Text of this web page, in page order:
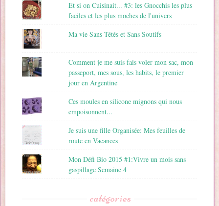
Et si on Cuisinait... #3: les Gnocchis les plus
faciles et les plus moches de l'univers
Ma vie Sans Tétés et Sans Soutifs
Comment je me suis fais voler mon sac, mon
passeport, mes sous, les habits, le premier
jour en Argentine
Ces moules en silicone mignons qui nous
empoisonnent...
Je suis une fille Organisée: Mes feuilles de
route en Vacances
Mon Défi Bio 2015 #1:Vivre un mois sans
gaspillage Semaine 4
catégories